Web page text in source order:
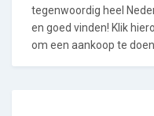
tegenwoordig heel
en goed vinden! Klik
om een aankoop te